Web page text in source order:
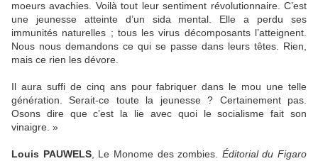
moeurs avachies. Voilà tout leur sentiment révolutionnaire. C’est
une jeunesse atteinte d’un sida mental. Elle a perdu ses
immunités naturelles ; tous les virus décomposants l’atteignent.
Nous nous demandons ce qui se passe dans leurs têtes. Rien,
mais ce rien les dévore.
Il aura suffi de cinq ans pour fabriquer dans le mou une telle
génération. Serait-ce toute la jeunesse ? Certainement pas.
Osons dire que c’est la lie avec quoi le socialisme fait son
vinaigre. »
Louis PAUWELS, Le Monome des zombies. Éditorial du Figaro